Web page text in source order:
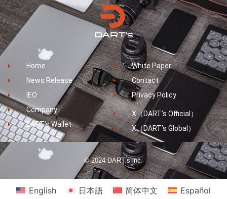
Home
News Release
IEO
Company
DART’s Wallet
White Paper
Contact
Privacy Policy
X（DART’s Official）
X（DART’s Global）
© 2024 DART’s inc.
English 日本語 简体中文 Español